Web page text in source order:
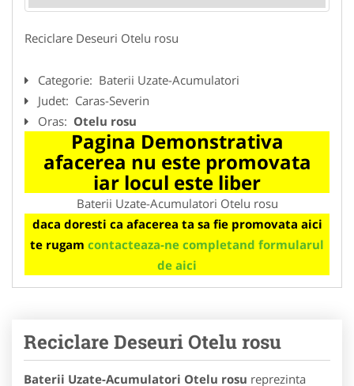
Reciclare Deseuri Otelu rosu
Categorie: Baterii Uzate-Acumulatori
Judet: Caras-Severin
Oras: Otelu rosu
Pagina Demonstrativa
afacerea nu este promovata
iar locul este liber
Baterii Uzate-Acumulatori Otelu rosu
daca doresti ca afacerea ta sa fie promovata aici
te rugam contacteaza-ne completand formularul
de aici
Reciclare Deseuri Otelu rosu
Baterii Uzate-Acumulatori Otelu rosu reprezinta